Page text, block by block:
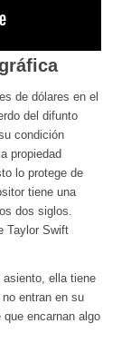
de dólares en el
del difunto
condición
propiedad
lo protege de
tiene una
dos siglos.
Taylor Swift
ella tiene
entran en su
encarnan algo